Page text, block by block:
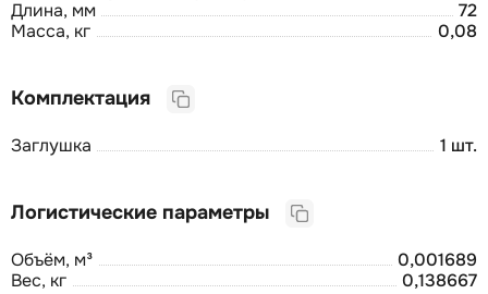
Длина, мм
72
Масса, кг
0,08
Комплектация
Заглушка 1 шт.
Логистические параметры
Объём, м³
0,001689
Вес, кг
0,138667